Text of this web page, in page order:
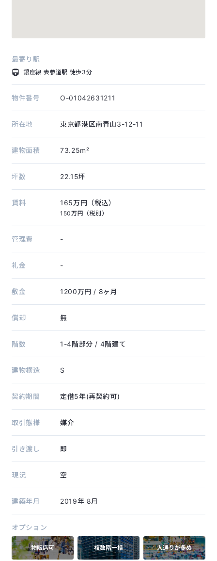
最寄り駅
銀座線 表参道駅 徒歩3分
物件番号 O-01042631211
所在地 東京都港区南青山3-12-11
建物面積 73.25m²
坪数 22.15坪
賃料 165万円（税込）
150万円（税別）
管理費 -
礼金 -
敷金 1200万円 / 8ヶ月
償却 無
階数 1-4階部分 / 4階建て
建物構造 S
契約期間 定借5年(再契約可)
取引態様 媒介
引き渡し 即
現況 空
建築年月 2019年 8月
オプション
物販店可 複数階一括 人通りが多め